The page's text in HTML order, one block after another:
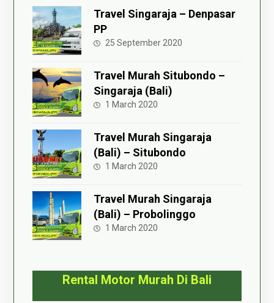
Travel Singaraja – Denpasar
PP
25 September 2020
Travel Murah Situbondo –
Singaraja (Bali)
1 March 2020
Travel Murah Singaraja
(Bali) – Situbondo
1 March 2020
Travel Murah Singaraja
(Bali) – Probolinggo
1 March 2020
Rental Motor Murah Di Bali